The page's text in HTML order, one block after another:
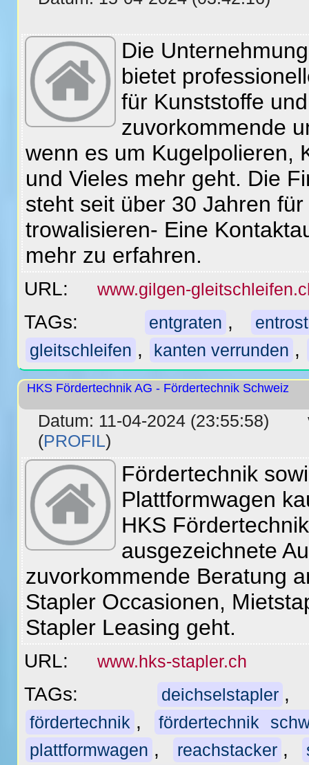
Die
bietet
für Kunststoffe
zuvorkommende
wenn es um Kugelpolieren,
und Vieles mehr geht. Die
steht seit über 30 Jahren
trowalisieren- Eine
mehr zu erfahren.
URL: www.gilgen-
TAGs: entgraten ,
gleitschleifen , kanten verrunden ,
HKS Fördertechnik AG - Fördertechnik Schweiz
Datum: 11-04-2024 (23:55:58)
(PROFIL)
Fördertechnik
Plattformwagen
HKS
ausgezeichnete
zuvorkommende Beratung
Stapler Occasionen,
Stapler Leasing geht.
URL: www.hks-stapler.ch
TAGs: deichselstapler ,
fördertechnik ,
fördertechnik
plattformwagen , reachstacker ,